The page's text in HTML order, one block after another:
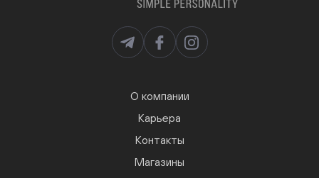
О компании
Карьера
Контакты
Магазины